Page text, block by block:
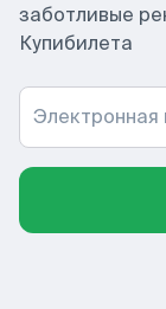
заботливые
Купибилета
Электронная